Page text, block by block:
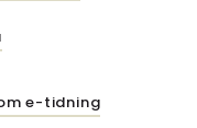
e-tidning